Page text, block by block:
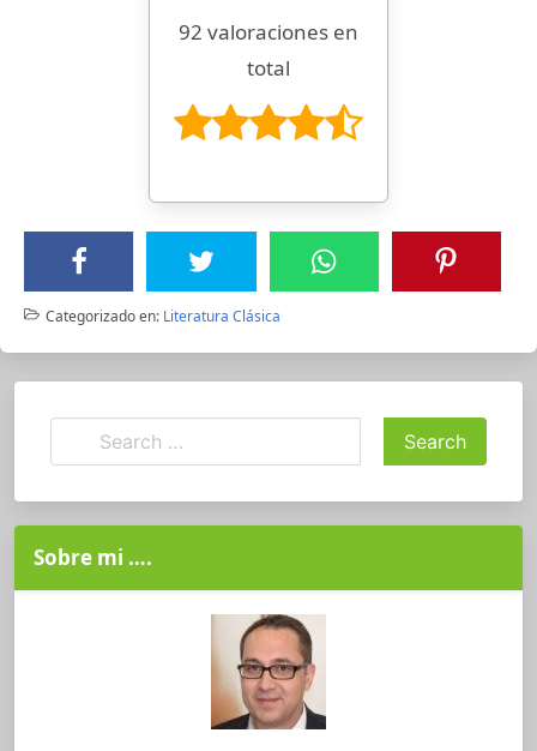
92 valoraciones en
total
Categorizado en: Literatura Clásica
Sobre mi ….